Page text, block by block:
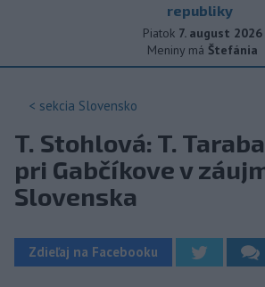
republiky
Piatok 7. august 2026
Meniny má Štefánia
< sekcia Slovensko
T. Stohlová: T.
pri Gabčíkove v
Slovenska
Zdieľaj na Facebooku